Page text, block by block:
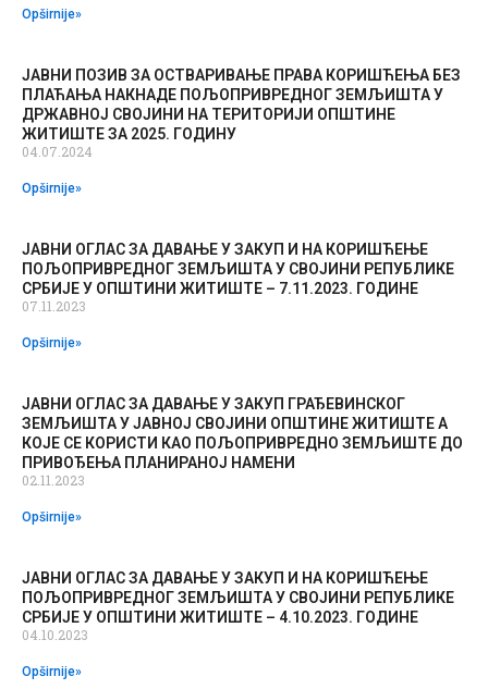
Opširnije»
ЈАВНИ ПОЗИВ ЗА ОСТВАРИВАЊЕ ПРАВА КОРИШЋЕЊА БЕЗ
ПЛАЋАЊА НАКНАДЕ ПОЉОПРИВРЕДНОГ ЗЕМЉИШТА У
ДРЖАВНОЈ СВОЈИНИ НА ТЕРИТОРИЈИ ОПШТИНЕ
ЖИТИШТЕ ЗА 2025. ГОДИНУ
04.07.2024
Opširnije»
ЈАВНИ ОГЛАС ЗА ДАВАЊЕ У ЗАКУП И НА КОРИШЋЕЊЕ
ПОЉОПРИВРЕДНОГ ЗЕМЉИШТА У СВОЈИНИ РЕПУБЛИКЕ
СРБИЈЕ У ОПШТИНИ ЖИТИШТЕ – 7.11.2023. ГОДИНЕ
07.11.2023
Opširnije»
ЈАВНИ ОГЛАС ЗА ДАВАЊЕ У ЗАКУП ГРАЂЕВИНСКОГ
ЗЕМЉИШТА У ЈАВНОЈ СВОЈИНИ ОПШТИНЕ ЖИТИШТЕ А
КОЈЕ СЕ КОРИСТИ КАО ПОЉОПРИВРЕДНО ЗЕМЉИШТЕ ДО
ПРИВОЂЕЊА ПЛАНИРАНОЈ НАМЕНИ
02.11.2023
Opširnije»
ЈАВНИ ОГЛАС ЗА ДАВАЊЕ У ЗАКУП И НА КОРИШЋЕЊЕ
ПОЉОПРИВРЕДНОГ ЗЕМЉИШТА У СВОЈИНИ РЕПУБЛИКЕ
СРБИЈЕ У ОПШТИНИ ЖИТИШТЕ – 4.10.2023. ГОДИНЕ
04.10.2023
Opširnije»